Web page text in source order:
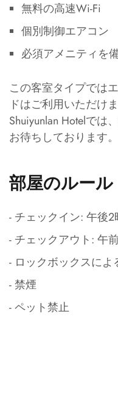
無料の高速Wi-Fi
個別制御エアコン
必須アメニティを
この客室タイプでは
ドはご利用いただけ
Shuiyunlan Hotelでは
お待ちしております。
部屋のルール
- チェックイン: 午後2
- チェックアウト: 午
- ロックボックスに
- 禁煙
- ペット禁止